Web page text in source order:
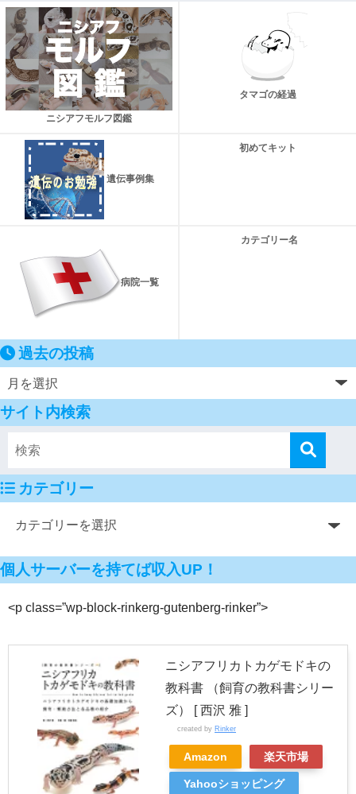
ニシアフモルフ図鑑
タマゴの経過
遺伝事例集
初めてキット
病院一覧
カテゴリー名
過去の投稿
サイト内検索
カテゴリー
個人サーバーを持てば収入UP！
<p class=”wp-block-rinkerg-gutenberg-rinker”>
ニシアフリカトカゲモドキの
教科書 （飼育の教科書シリー
ズ） [ 西沢 雅 ]
created by Rinker
Amazon 楽天市場
Yahooショッピング